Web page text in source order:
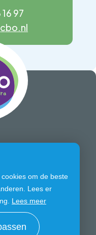
om de beste
Lees er
Lees meer
97
ons